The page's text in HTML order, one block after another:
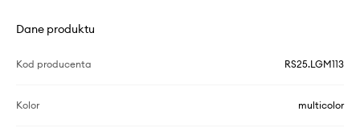
Dane produktu
Kod producenta RS25.LGM113
Kolor multicolor